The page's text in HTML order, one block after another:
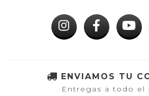
ENVIAMOS TU
Entregas a todo el